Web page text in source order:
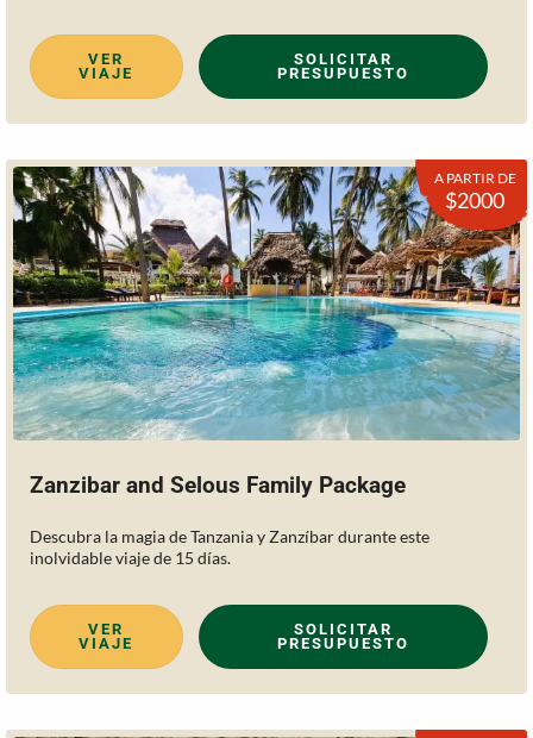
VER
VIAJE
SOLICITAR
PRESUPUESTO
A PARTIR DE
$2000
Zanzibar and Selous Family Package
Descubra la magia de Tanzania y Zanzíbar durante este
inolvidable viaje de 15 días.
VER
VIAJE
SOLICITAR
PRESUPUESTO